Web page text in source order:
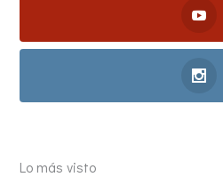
Lo más visto